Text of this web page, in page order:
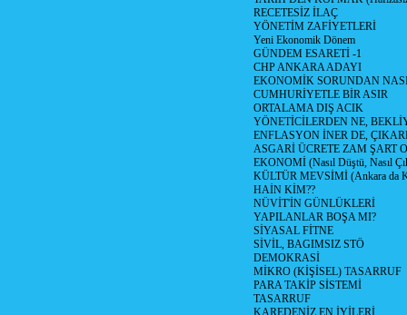
RECETESİZ İLAÇ
YÖNETİM ZAFİYETLERİ
Yeni Ekonomik Dönem
GÜNDEM ESARETİ -1
CHP ANKARA ADAYI
EKONOMİK SORUNDAN
CUMHURİYETLE BİR ASIR
ORTALAMA DIŞ ACIK
YÖNETİCİLERDEN NE,
ENFLASYON İNER DE,
ASGARİ ÜCRETE ZAM ŞART
EKONOMİ (Nasıl Düştü, Nasıl
KÜLTÜR MEVSİMİ (Ankara da
HAİN KİM??
NÜVİT'İN GÜNLÜKLERİ
YAPILANLAR BOŞA MI?
SİYASAL FİTNE
SİVİL, BAGIMSIZ STÖ
DEMOKRASİ
MİKRO (KİŞİSEL) TASARRUF
PARA TAKİP SİSTEMİ
TASARRUF
KAREDENİZ EN İYİLERİ